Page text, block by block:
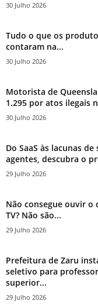
30 Julho 2026
Tudo o que os
contaram na...
30 Julho 2026
Motorista de
1.295 por atos ilegais
30 Julho 2026
Do SaaS às lacunas
agentes, descubra o
29 Julho 2026
Não consegue ouvir o
TV? Não são...
29 Julho 2026
Prefeitura de Zaru
seletivo para
superior...
29 Julho 2026